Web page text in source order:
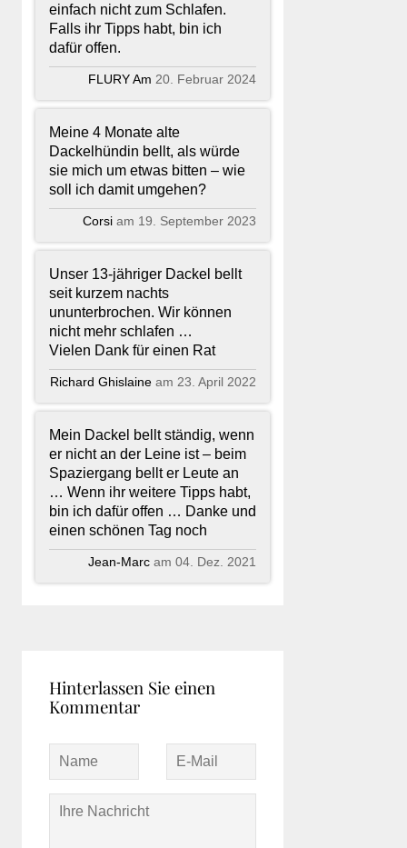
einfach nicht zum Schlafen.
Falls ihr Tipps habt, bin ich
dafür offen.
FLURY Am 20. Februar 2024
Meine 4 Monate alte
Dackelhündin bellt, als würde
sie mich um etwas bitten – wie
soll ich damit umgehen?
Corsi am 19. September 2023
Unser 13-jähriger Dackel bellt
seit kurzem nachts
ununterbrochen. Wir können
nicht mehr schlafen …
Vielen Dank für einen Rat
Richard Ghislaine am 23. April 2022
Mein Dackel bellt ständig, wenn
er nicht an der Leine ist – beim
Spaziergang bellt er Leute an
… Wenn ihr weitere Tipps habt,
bin ich dafür offen … Danke und
einen schönen Tag noch
Jean-Marc am 04. Dez. 2021
Hinterlassen Sie einen
Kommentar